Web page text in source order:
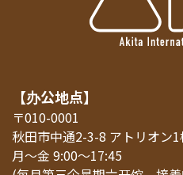
【办公地点】
〒010-0001
秋田市中通2-3-8 アトリオン
月～金 9:00～17:45